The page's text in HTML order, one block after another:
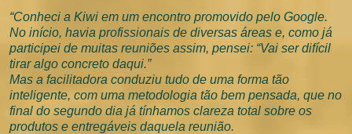
“Conheci a Kiwi em um encontro promovido pelo Google.
No início, havia profissionais de diversas áreas e, como já
participei de muitas reuniões assim, pensei: “Vai ser difícil
tirar algo concreto daqui.”
Mas a facilitadora conduziu tudo de uma forma tão
inteligente, com uma metodologia tão bem pensada, que no
final do segundo dia já tínhamos clareza total sobre os
produtos e entregáveis daquela reunião.